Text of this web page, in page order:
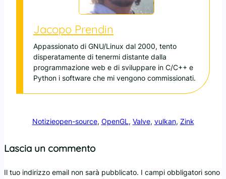
Jacopo Prendin
Appassionato di GNU/Linux dal 2000, tento
disperatamente di tenermi distante dalla
programmazione web e di sviluppare in C/C++ e
Python i software che mi vengono commissionati.
Notizieopen-source, OpenGL, Valve, vulkan, Zink
Lascia un commento
Il tuo indirizzo email non sarà pubblicato. I campi obbligatori sono